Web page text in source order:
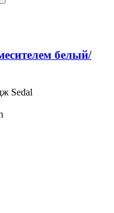
белый/
Sedal